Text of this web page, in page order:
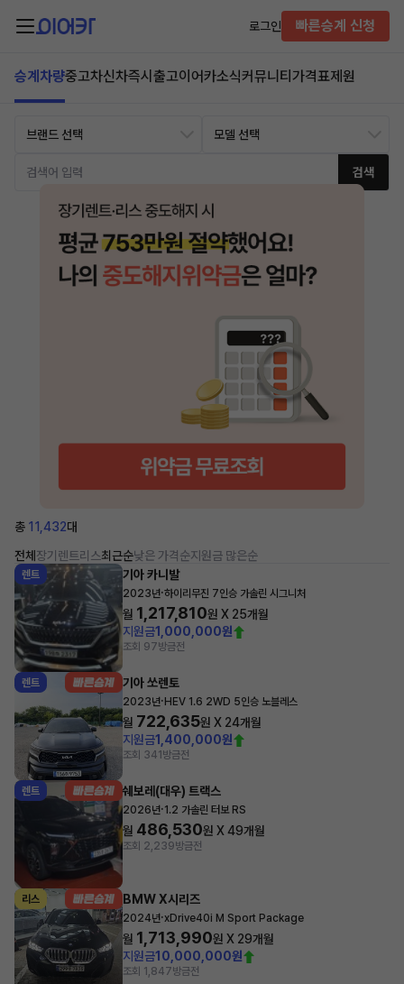
로그인 빠른승계 신청
승계차량중고차신차즉시출고이어카소식커뮤니티 가격표제원
검색
총 11,432대
전체 장기렌트리스최근순낮은 가격순지원금 많은순
렌트 기아 카니발
2023년·하이리무진 7인승 가솔린 시그니처
월 1,217,810원 X 25개월
지원금1,000,000원
조회 97방금전
렌트 기아 쏘렌토
2023년· HEV 1.6 2WD 5인승 노블레스
월 722,635원 X 24개월
지원금1,400,000원
조회 341 방금전
렌트 쉐보레(대우) 트랙스
2026년·1.2 가솔린 터보 RS
월 486,530원 X49개월
조회 2,239방금전
리스 BMW X시리즈
2024년·xDrive40i M Sport Package
월 1,713,990원 X 29개월
지원금10,000,000원
조회 1,847방금전